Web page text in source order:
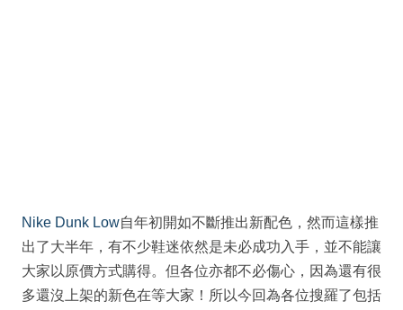
Nike Dunk Low自年初開如不斷推出新配色，然而這樣推
出了大半年，有不少鞋迷依然是未必成功入手，並不能讓
大家以原價方式購得。但各位亦都不必傷心，因為還有很
多還沒上架的新色在等大家！所以今回為各位搜羅了包括